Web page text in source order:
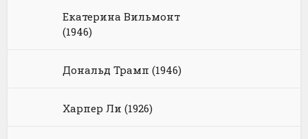
Екатерина Вильмонт
(1946)
Дональд Трамп (1946)
Харпер Ли (1926)